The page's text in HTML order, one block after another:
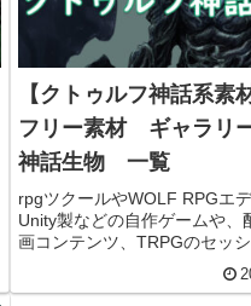
【クトゥルフ神話系素
フリー素材 ギャラリ
神話生物 一覧
rpgツクールやWOLF RPGエデ
Unity製などの自作ゲームや、
画コンテンツ、TRPGのセッシ
で使えるクトゥルフ神話系素
ラリーです。各素材のファイ